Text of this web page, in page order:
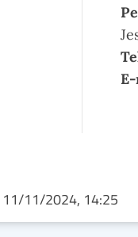
11/11/2024, 14:25